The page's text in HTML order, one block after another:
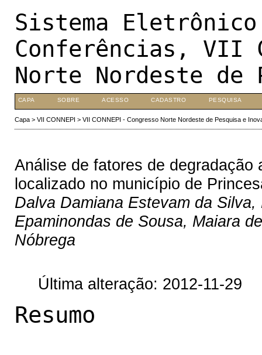
Sistema
Conferências, VII
Norte Nordeste de
CAPA SOBRE ACESSO CADASTRO PESQUISA
Capa> VII CONNEPI > VII CONNEPI - Congresso Norte Nordeste de Pesquisa e
Análise de fatores de
localizado no município de
Dalva Damiana Estevam da
Epaminondas de Sousa, Maiara
Nóbrega
Última alteração: 2012-11-29
Resumo